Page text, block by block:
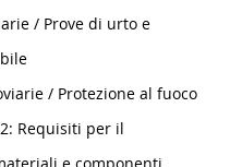
/ Prove di urto e
/ Protezione al fuoco
Requisiti per il
e componenti